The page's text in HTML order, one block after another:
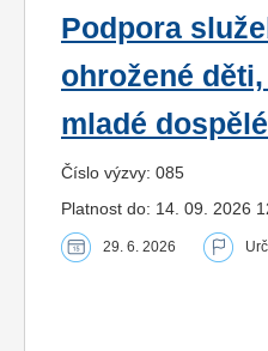
Podpora
ohrožené
mladé
Číslo výzvy: 085
Platnost do: 14. 09. 2026
29. 6. 2026